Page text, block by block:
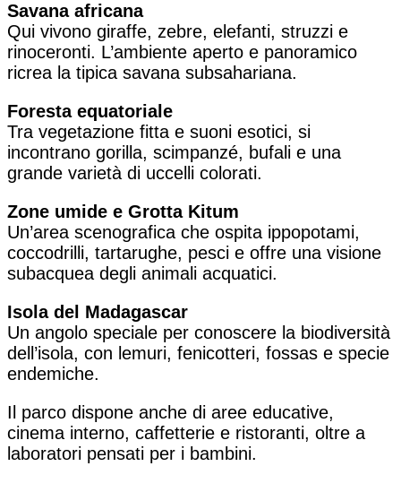
Savana africana
Qui vivono giraffe, zebre, elefanti, struzzi e
rinoceronti. L’ambiente aperto e panoramico
ricrea la tipica savana subsahariana.
Foresta equatoriale
Tra vegetazione fitta e suoni esotici, si
incontrano gorilla, scimpanzé, bufali e una
grande varietà di uccelli colorati.
Zone umide e Grotta Kitum
Un’area scenografica che ospita ippopotami,
coccodrilli, tartarughe, pesci e offre una visione
subacquea degli animali acquatici.
Isola del Madagascar
Un angolo speciale per conoscere la biodiversità
dell’isola, con lemuri, fenicotteri, fossas e specie
endemiche.
Il parco dispone anche di aree educative,
cinema interno, caffetterie e ristoranti, oltre a
laboratori pensati per i bambini.